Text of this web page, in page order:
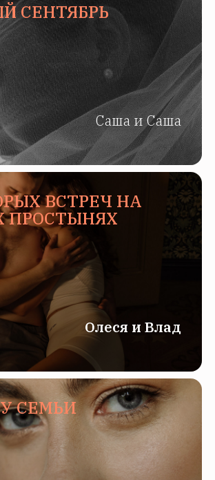
СЕНТЯБРЬ
Саша и Саша
ВСТРЕЧ НА
ПРОСТЫНЯХ
Олеся и Влад
СЕМЬИ